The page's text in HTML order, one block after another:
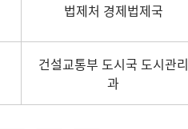
법제처 경제법제국
건설교통부 도시국 도시관리
과